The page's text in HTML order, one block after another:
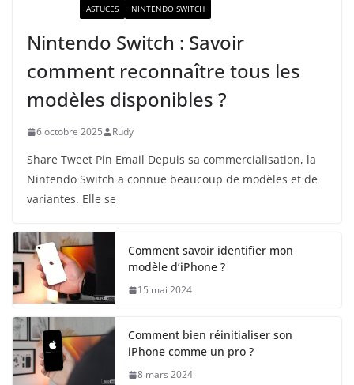
ASTUCES NINTENDO SWITCH
Nintendo Switch : Savoir
comment reconnaître tous les
modèles disponibles ?
6 octobre 2025 Rudy
Share Tweet Pin Email Depuis sa commercialisation, la
Nintendo Switch a connue beaucoup de modèles et de
variantes. Elle se
Comment savoir identifier mon
modèle d’iPhone ?
15 mai 2024
Comment bien réinitialiser son
iPhone comme un pro ?
8 mars 2024